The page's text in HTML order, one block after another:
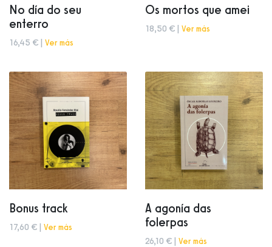
No día do seu
enterro
16,45 € | Ver más
Os mortos que amei
18,50 € | Ver más
Bonus track
17,60 € | Ver más
A agonía das
folerpas
26,10 € | Ver más